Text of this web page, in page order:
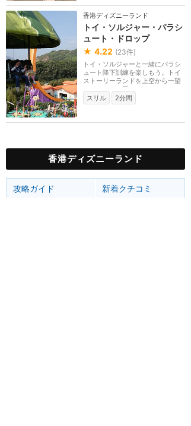
香港ディズニーランド
トイ・ソルジャー・パラシ
ュート・ドロップ
★ 4.22 (23件)
トイ・ソルジャーと一緒にパラシ
ュート降下訓練を楽しもう。トイ
ストーリーランドを上空から一望
できます。お尻は...
スリル
2分間
香港ディズニーランド
攻略ガイド
新着クチコミ